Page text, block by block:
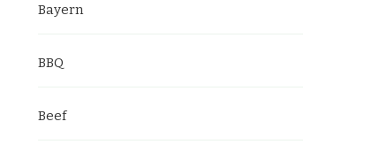
Bayern
BBQ
Beef